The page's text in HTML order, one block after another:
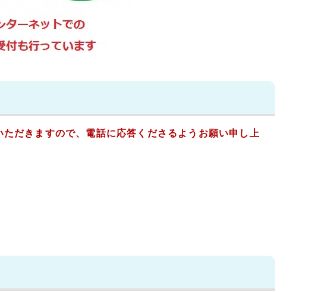
ただきますので、電話に応答くださるようお願い申し上